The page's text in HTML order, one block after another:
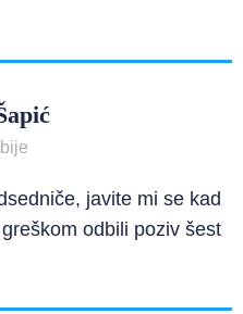
javite mi se kad
odbili poziv šest